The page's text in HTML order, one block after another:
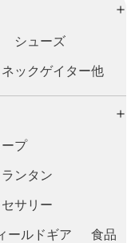
シューズ
ックゲイター他
プ
ンタン
サリー
ールドギア 食品